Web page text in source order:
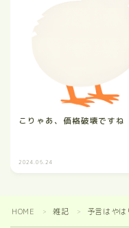
こりゃあ、価格破壊ですね
2024.06.24
HOME ＞ 雑記 ＞ 予言はや